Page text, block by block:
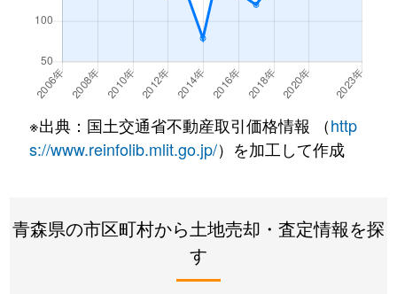
※出典：国土交通省不動産取引価格情報 （http
s://www.reinfolib.mlit.go.jp/）を加工して作成
青森県の市区町村から土地売却・査定情報を探
す